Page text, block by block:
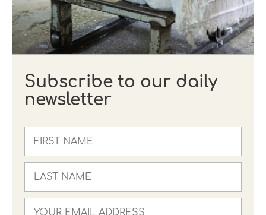
Subscribe to our daily
newsletter